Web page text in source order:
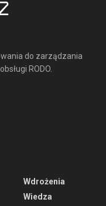
do zarządzania
RODO.
Wdrożenia
Wiedza